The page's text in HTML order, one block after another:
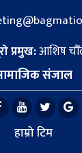
प्रमुख:आशिष
संजाल
हाम्रो टिम